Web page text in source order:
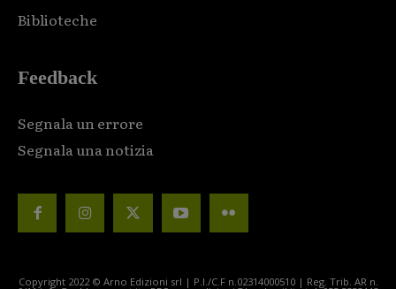
Biblioteche
Feedback
Segnala un errore
Segnala una notizia
Copyright 2022 © Arno Edizioni srl | P.I./C.F n.02314000510 | Reg. Trib. AR n.